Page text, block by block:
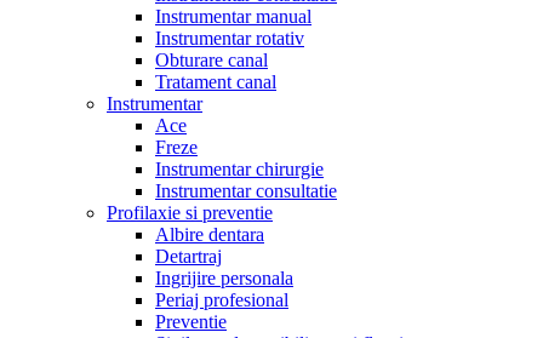
Instrumentar manual
Instrumentar rotativ
Obturare canal
Tratament canal
Instrumentar
Ace
Freze
Instrumentar chirurgie
Instrumentar consultatie
Profilaxie si preventie
Albire dentara
Detartraj
Ingrijire personala
Periaj profesional
Preventie